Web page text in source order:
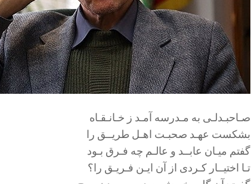
صـاحبـدلـی به مـدرسه آمـد ز خـانـقـاه
بشکست عهـد صحبـت اهـل طریــق را
گفتم میـان عابــد و عالـم چه فـرق بـود
تـا اختیــار کـردی از آن ایـن فـریـق را؟